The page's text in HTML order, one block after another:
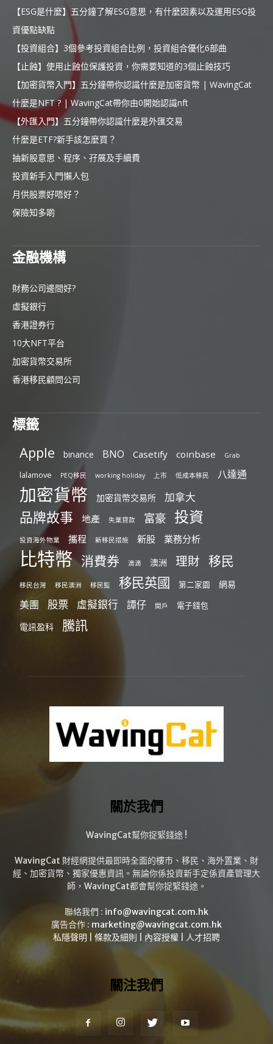
【ESG是什麼】五分鐘了解ESG意思，有什麼因素以及運用ESG投
資優點缺點
【投資組合】3個參考投資組合比例，投資組合優化6部曲
【止蝕】使用止蝕位保護投資，你需要知道的3個止蝕技巧
【加密貨幣入門】五分鐘帶你認識什麼是加密貨幣 | WavingCat
什麼是NFT ? | WavingCat帶你由0開始認識nft
【外匯入門】五分鐘帶你認識什麼是外匯交易
什麼是ETF?新手該怎麼買？
抽新股意思、程序、孖展及手續費
投資新手入門懶人包
月供股票好唔好？
保險知多啲
金融機構
財務公司邊間好?
虛擬銀行
香港證券行
10大NFT平台
加密貨幣交易所
香港移民顧問公司
標籤
Apple binance BNO Casetify coinbase Grab
lalamove PEQ移民 working holiday 上市 低成本移民 八達通
加密貨幣 加密貨幣交易所 加拿大
品牌故事 地產 失業貸款 富豪 投資
投資海外物業 攜程 新移民措施 新股 業務分析
比特幣 消費券 滴滴 澳洲 理財 移民
移民台灣 移民澳洲 移民監 移民英國 第二家園 網易
美團 股票 虛擬銀行 譚仔 開戶 電子錢包
電訊盈科 騰訊
關於我們
WavingCat幫你捉緊錢途 !
WavingCat 財經網提供最即時全面的樓市、移民、海外置業、財
經、加密貨幣、獨家優惠資訊。無論你係投資新手定係資產管理大
師，WavingCat都會幫你捉緊錢途。
聯絡我們 : info@wavingcat.com.hk
廣告合作 : marketing@wavingcat.com.hk
私隱聲明
條款及細則 內容授權 人才招聘
關注我們